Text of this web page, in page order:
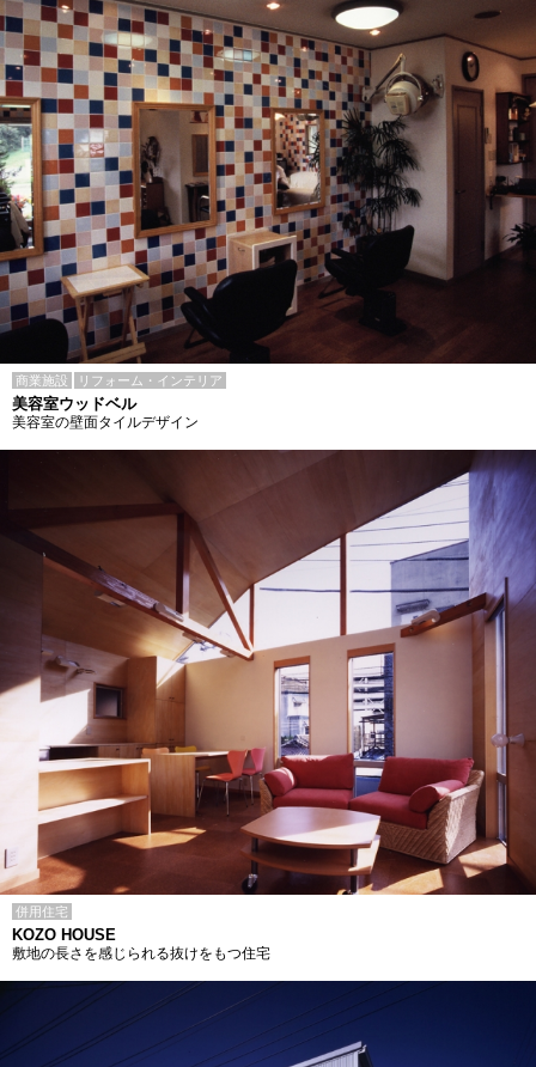
商業施設 リフォーム・インテリア
美容室ウッドベル
美容室の壁面タイルデザイン
併用住宅
KOZO HOUSE
敷地の長さを感じられる抜けをもつ住宅